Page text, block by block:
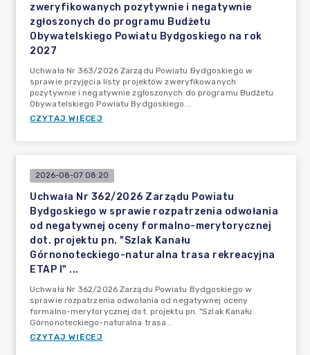
zweryfikowanych pozytywnie i negatywnie
zgłoszonych do programu Budżetu
Obywatelskiego Powiatu Bydgoskiego na rok
2027
Uchwała Nr 363/2026 Zarządu Powiatu Bydgoskiego w
sprawie przyjęcia listy projektów zweryfikowanych
pozytywnie i negatywnie zgłoszonych do programu Budżetu
Obywatelskiego Powiatu Bydgoskiego...
CZYTAJ WIĘCEJ
2026-08-07 08:20
Uchwała Nr 362/2026 Zarządu Powiatu
Bydgoskiego w sprawie rozpatrzenia odwołania
od negatywnej oceny formalno-merytorycznej
dot. projektu pn. "Szlak Kanału
Górnonoteckiego-naturalna trasa rekreacyjna
ETAP I" ...
Uchwała Nr 362/2026 Zarządu Powiatu Bydgoskiego w
sprawie rozpatrzenia odwołania od negatywnej oceny
formalno-merytorycznej dot. projektu pn. "Szlak Kanału
Górnonoteckiego-naturalna trasa...
CZYTAJ WIĘCEJ